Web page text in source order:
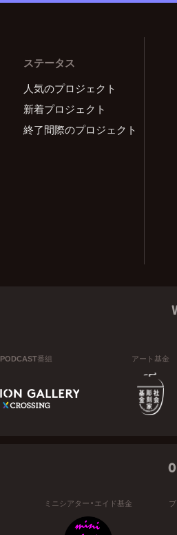
ステータス
人気のプロジェクト
新着プロジェクト
終了間際のプロジェクト
PODCAST番組 アート基金
ミニシアター・エイド基金